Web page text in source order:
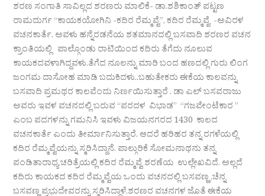
ಶರಣ ಸಂಗಾತಿ ಸಾವಿಲ್ಲದ ಶರಣರು ಮಾಲಿಕೆ- ಡಾ.ಶಶಿಕಾಂತ್‌ ಪಟ್ಟಣ
ರಾಮದುರ್ಗ “ಕಾಯಕಯೋಗಿನಿ -ಕದಿರ ರೆಮ್ಮವ್ವೆ”, ಕದಿರ ರೆಮ್ಮವ್ವೆ -ಅವಿರಳ
ವಚನಕಾರ್ತೆ. ಅವಳು ಹನ್ನೆರಡನೆಯ ಶತಮಾನದಲ್ಲಿ ಬಸವಾದಿ ಶರಣರ ವಚನ
ಕ್ರಾಂತಿಯಲ್ಲಿ ಪಾಲ್ಗೊಂಡು ರಾಟಿಯಿಂದ ಕದಿರು ತೆಗೆದು ನೂಲುವ
ಕಾಯಕದವಳಾಗಿದ್ದವಳು.ತೆಗೆದ ನೂಲನ್ನು ಮಾರಿ ಬಂದ ಹಣದಲ್ಲಿ ಗುರು ಲಿಂಗ
ಜಂಗಮ ದಾಸೋಹ ಮಾಡಿ ಬದುಕಿದಳು..ಬಹುತೇಕರು ಈಕೆಯ ಕಾಲವನ್ನು
ಬಸವಾದಿ ಪ್ರಮಥರ ಕಾಲವೆಂದು ನಿರ್ಣಯಿಸುತ್ತಾರೆ . ಡಾ ಎಲ್ ಬಸವರಾಜು
ಅವರು ಇವಳ ವಚನದಲ್ಲಿ ಬರುವ “ಪರದಳ ವಿಭಾಡ” “ಗಜವೇಂಟೆಕಾರ ”
ಎಂಬ ಪದಗಳನ್ನು ಗಮನಿಸಿ ಇವಳು ವಿಜಯನಗರದ 1430 ಕಾಲದ
ವಚನಕಾರ್ತೆ ಎಂದು ತೀರ್ಮಾನಿಸುತ್ತಾರೆ. ಆದರೆ ಹರಿಹರ ತನ್ನ ರಗಳೆಯಲ್ಲಿ
ಕದಿರ ರೆಮ್ಮವ್ವೆಯನ್ನು ಸ್ಮರಿಸಿದ್ದಾನೆ. ಪಾಲ್ಗುರಿಕೆ ಸೋಮನಾಥನು ತನ್ನ
ಪಂಡಿತಾರಾಧ್ಯ ಚರಿತ್ರೆಯಲ್ಲಿ ಕದಿರ ರೆಮ್ಮವ್ವೆ ಶರಣೆಯ ಉಲ್ಲೇಖವಿದೆ. ಅಲ್ಲದೆ
ಕದಿರು ಕಾಯಕದ ಕದಿರ ರೆಮ್ಮವ್ವೆಯ ಒಂದು ವಚನದಲ್ಲಿ ಬಸವಣ್ಣ ,ಚೆನ್ನ
ಬಸವಣ್ಣ ಪ್ರಭುದೇವರನ್ನು ಸ್ಮರಿಸಿದ್ದಾಳೆ.ಶರಣರ ವಚನಗಳ ಜೊತೆ ಈಕೆಯ